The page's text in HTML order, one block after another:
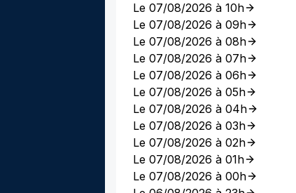
Le 07/08/2026 à 10h
Le 07/08/2026 à 09h
Le 07/08/2026 à 08h
Le 07/08/2026 à 07h
Le 07/08/2026 à 06h
Le 07/08/2026 à 05h
Le 07/08/2026 à 04h
Le 07/08/2026 à 03h
Le 07/08/2026 à 02h
Le 07/08/2026 à 01h
Le 07/08/2026 à 00h